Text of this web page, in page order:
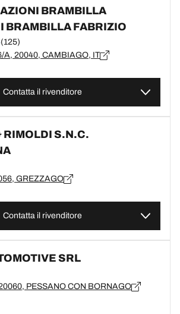
BRAMBILLA
BRAMBILLA FABRIZIO
(125)
A, 20040, CAMBIAGO, IT
Contatta il rivenditore
RIMOLDI S.N.C.
GREZZAGO
Contatta il rivenditore
SRL
PESSANO CON BORNAGO